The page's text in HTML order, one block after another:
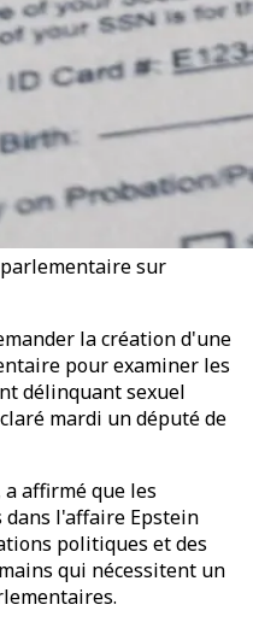
sur
la création d'une
pour examiner les
délinquant sexuel
mardi un député de
affirmé que les
l'affaire Epstein
politiques et des
qui nécessitent un